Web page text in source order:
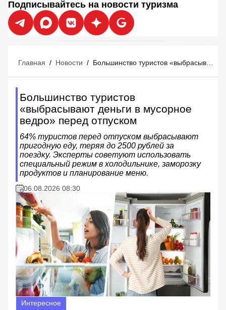
Подписывайтесь на новости туризма
Главная / Новости /
Большинство туристов
«выбрасывают деньги в мусорное
ведро» перед отпуском
64% туристов перед отпуском выбрасывают
пригодную еду, теряя до 2500 рублей за
поездку. Эксперты советуют использовать
специальный режим в холодильнике, заморозку
продуктов и планирование меню.
06.08.2026 08:30
Интересное